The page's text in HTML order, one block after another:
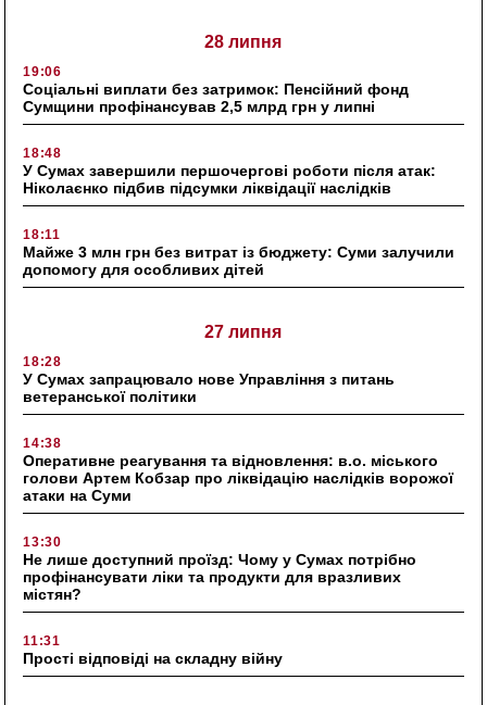
28 липня
19:06
Соціальні виплати без затримок: Пенсійний фонд
Сумщини профінансував 2,5 млрд грн у липні
18:48
У Сумах завершили першочергові роботи після атак:
Ніколаєнко підбив підсумки ліквідації наслідків
18:11
Майже 3 млн грн без витрат із бюджету: Суми залучили
допомогу для особливих дітей
27 липня
18:28
У Сумах запрацювало нове Управління з питань
ветеранської політики
14:38
Оперативне реагування та відновлення: в.о. міського
голови Артем Кобзар про ліквідацію наслідків ворожої
атаки на Суми
13:30
Не лише доступний проїзд: Чому у Сумах потрібно
профінансувати ліки та продукти для вразливих
містян?
11:31
Прості відповіді на складну війну